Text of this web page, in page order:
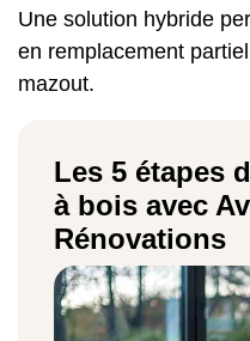
Une solution hybride
en remplacement
mazout.
Les 5 étapes
à bois avec
Rénovations